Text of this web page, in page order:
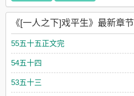
《[一人之下]戏平生》最新章节
55五十五正文完
54五十四
53五十三